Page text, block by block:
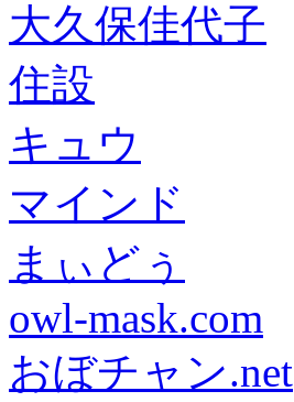
大久保佳代子
住設
キュウ
マインド
まぃどぅ
owl-mask.com
おぼチャン.net